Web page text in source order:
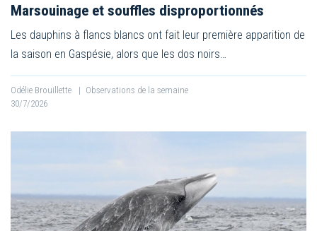
Marsouinage et souffles disproportionnés
Les dauphins à flancs blancs ont fait leur première apparition de
la saison en Gaspésie, alors que les dos noirs…
Odélie Brouillette | Observations de la semaine
30/7/2026